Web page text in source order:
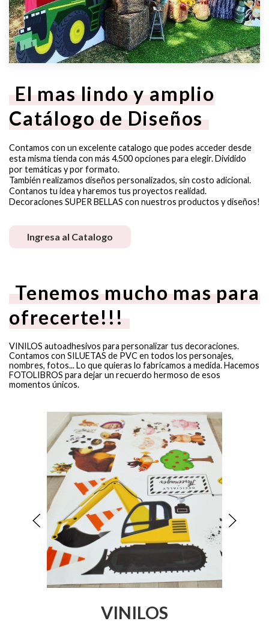
El mas lindo y amplio
Catálogo de Diseños
Contamos con un excelente catalogo que podes acceder desde
esta misma tienda con más 4.500 opciones para elegir. Dividido
por temáticas y por formato.
También realizamos diseños personalizados, sin costo adicional.
Contanos tu idea y haremos tus proyectos realidad.
Decoraciones SUPER BELLAS con nuestros productos y diseños!
Ingresa al Catalogo
Tenemos mucho mas para
ofrecerte!!!
VINILOS autoadhesivos para personalizar tus decoraciones.
Contamos con SILUETAS de PVC en todos los personajes,
nombres, fotos... Lo que quieras lo fabricamos a medida. Hacemos
FOTOLIBROS para dejar un recuerdo hermoso de esos
momentos únicos.
VINILOS